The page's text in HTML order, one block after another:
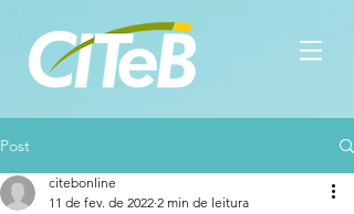
Post
citebonline
11 de fev. de 2022 2 min de leitura